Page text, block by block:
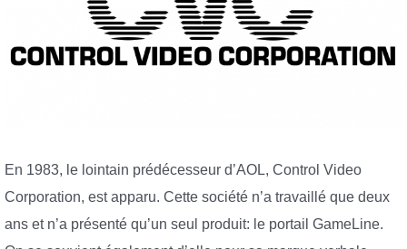
En 1983, le lointain prédécesseur d’AOL, Control Video
Corporation, est apparu. Cette société n’a travaillé que deux
ans et n’a présenté qu’un seul produit: le portail GameLine.